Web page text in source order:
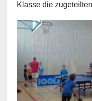
Klasse die